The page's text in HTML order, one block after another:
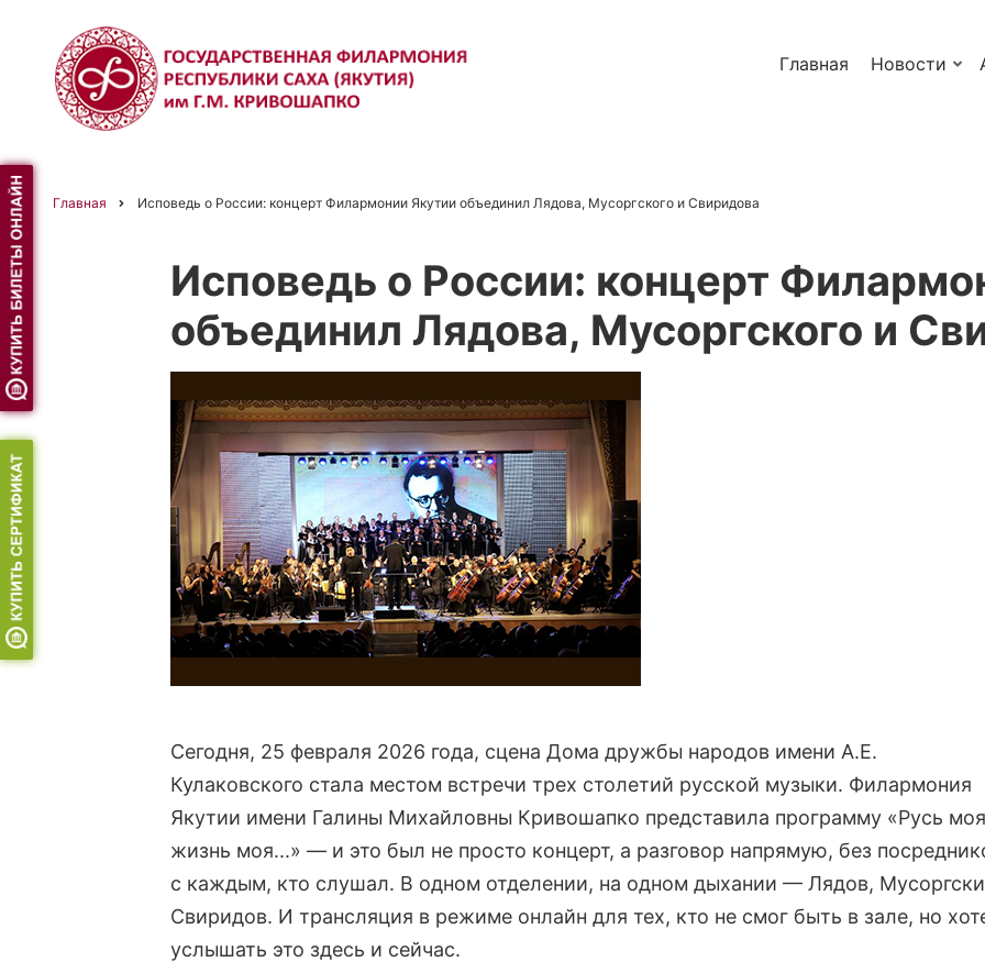
основному
содержанию
Главная Новости
навигации
Главная Исповедь о России: концерт Филармонии Якутии объединил Лядова, Мусоргского и Свиридова
Исповедь о России: концерт
объединил Лядова, Мусоргского и
Сегодня, 25 февраля 2026 года, сцена Дома дружбы народов имени А.Е.
Кулаковского стала местом встречи трех столетий русской музыки. Филармония
Якутии имени Галины Михайловны Кривошапко представила программу «Русь
жизнь моя...» — и это был не просто концерт, а разговор напрямую, без
с каждым, кто слушал. В одном отделении, на одном дыхании — Лядов,
Свиридов. И трансляция в режиме онлайн для тех, кто не смог быть в зале, но
услышать это здесь и сейчас.